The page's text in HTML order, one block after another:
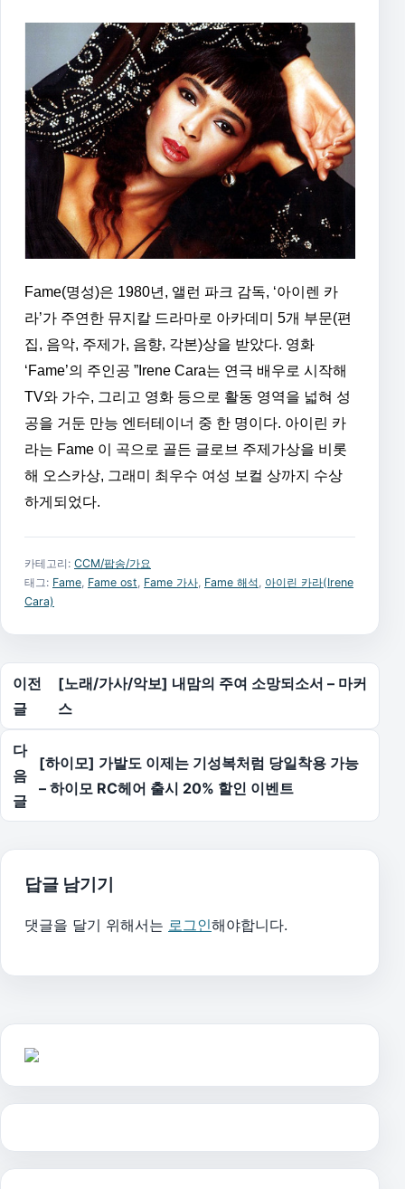
Fame(명성)은 1980년, 앨런 파크 감독, ‘아이렌 카
라’가 주연한 뮤지칼 드라마로 아카데미 5개 부문(편
집, 음악, 주제가, 음향, 각본)상을 받았다. 영화
‘Fame’의 주인공 ”Irene Cara는 연극 배우로 시작해
TV와 가수, 그리고 영화 등으로 활동 영역을 넓혀 성
공을 거둔 만능 엔터테이너 중 한 명이다. 아이린 카
라는 Fame 이 곡으로 골든 글로브 주제가상을 비롯
해 오스카상, 그래미 최우수 여성 보컬 상까지 수상
하게되었다.
카테고리: CCM/팝송/가요
태그: Fame Fame ost Fame 가사 Fame 해석 아이린 카라(Irene
Cara)
글 탐색
이전
글
[노래/가사/악보] 내맘의 주여 소망되소서 – 마커
스
다
음
글
[하이모] 가발도 이제는 기성복처럼 당일착용 가능
– 하이모 RC헤어 출시 20% 할인 이벤트
답글 남기기
댓글을 달기 위해서는 로그인해야합니다.